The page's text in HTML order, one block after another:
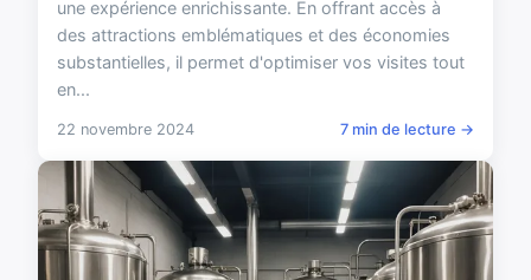
une expérience enrichissante. En offrant accès à
des attractions emblématiques et des économies
substantielles, il permet d'optimiser vos visites tout
en...
22 novembre 2024 7 min de lecture →